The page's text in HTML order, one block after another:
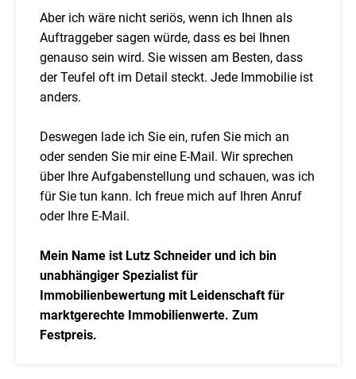
Aber ich wäre nicht seriös, wenn ich Ihnen als
Auftraggeber sagen würde, dass es bei Ihnen
genauso sein wird. Sie wissen am Besten, dass
der Teufel oft im Detail steckt. Jede Immobilie ist
anders.
Deswegen lade ich Sie ein, rufen Sie mich an
oder senden Sie mir eine E-Mail. Wir sprechen
über Ihre Aufgabenstellung und schauen, was ich
für Sie tun kann. Ich freue mich auf Ihren Anruf
oder Ihre E-Mail.
Mein Name ist Lutz Schneider und ich bin
unabhängiger Spezialist für
Immobilienbewertung mit Leidenschaft für
marktgerechte Immobilienwerte. Zum
Festpreis.